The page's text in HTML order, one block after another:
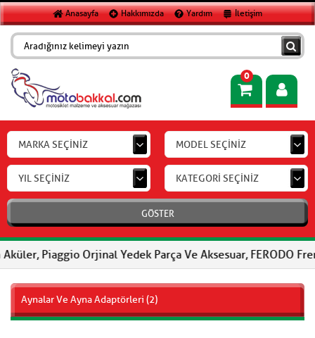
Anasayfa Hakkımızda Yardım İletişim
0
MARKA SEÇİNİZ MODEL SEÇİNİZ
YIL SEÇİNİZ KATEGORİ SEÇİNİZ
GÖSTER
Orjinal Yedek Parça Ve Aksesuar, FERODO Fren
Aynalar Ve Ayna Adaptörleri (2)